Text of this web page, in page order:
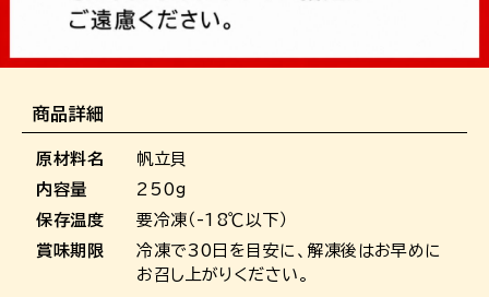
商品詳細
原材料名
帆立貝
内容量
250g
保存温度
要冷凍（-18℃以下）
賞味期限
冷凍で30日を目安に、解凍後はお早めに
お召し上がりください。